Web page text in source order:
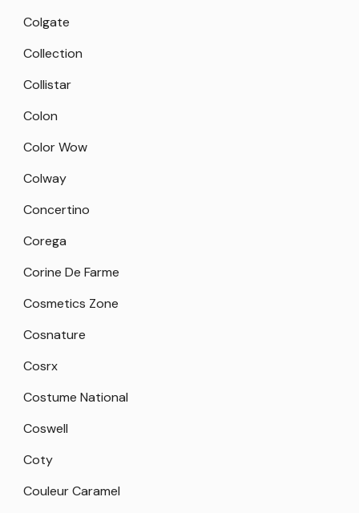
Colgate
Collection
Collistar
Colon
Color Wow
Colway
Concertino
Corega
Corine De Farme
Cosmetics Zone
Cosnature
Cosrx
Costume National
Coswell
Coty
Couleur Caramel